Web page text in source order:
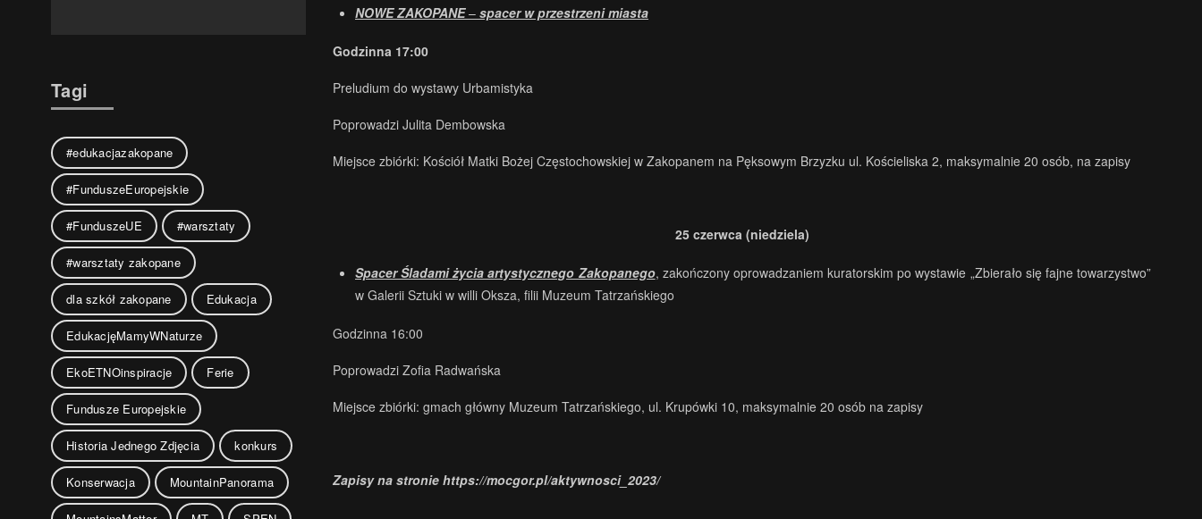
NOWE ZAKOPANE– spacer w przestrzeni miasta
Godzinna 17:00
Preludium do wystawy Urbamistyka
Poprowadzi Julita Dembowska
Miejsce zbiórki: Kościół Matki Bożej Częstochowskiej w Zakopanem na Pęksowym Brzyzku ul. Kościeliska 2, maksymalnie 20 osób, na zapisy
25 czerwca (niedziela)
Spacer Śladami życia artystycznego Zakopanego, zakończony oprowadzaniem kuratorskim po wystawie „Zbierało się fajne towarzystwo”
w Galerii Sztuki w willi Oksza, filii Muzeum Tatrzańskiego
Godzinna 16:00
Poprowadzi Zofia Radwańska
Miejsce zbiórki: gmach główny Muzeum Tatrzańskiego, ul. Krupówki 10, maksymalnie 20 osób na zapisy
Zapisy na stronie https://mocgor.pl/aktywnosci_2023/
Tagi
#edukacjazakopane
#FunduszeEuropejskie
#FunduszeUE #warsztaty
#warsztaty zakopane
dla szkół zakopane Edukacja
EdukacjęMamyWNaturze
EkoETNOinspiracje Ferie
Fundusze Europejskie
Historia Jednego Zdjęcia konkurs
Konserwacja MountainPanorama